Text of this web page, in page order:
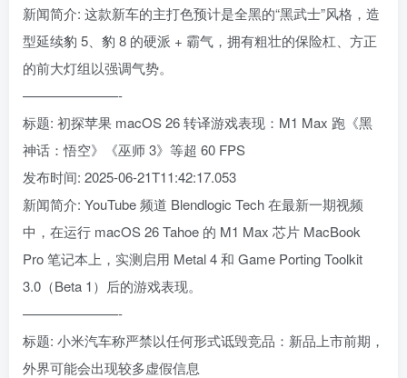
新闻简介: 这款新车的主打色预计是全黑的“黑武士”风格，造
型延续豹 5、豹 8 的硬派 + 霸气，拥有粗壮的保险杠、方正
的前大灯组以强调气势。
———————-
标题: 初探苹果 macOS 26 转译游戏表现：M1 Max 跑《黑
神话：悟空》《巫师 3》等超 60 FPS
发布时间: 2025-06-21T11:42:17.053
新闻简介: YouTube 频道 Blendlogic Tech 在最新一期视频
中，在运行 macOS 26 Tahoe 的 M1 Max 芯片 MacBook
Pro 笔记本上，实测启用 Metal 4 和 Game Porting Toolkit
3.0（Beta 1）后的游戏表现。
———————-
标题: 小米汽车称严禁以任何形式诋毁竞品：新品上市前期，
外界可能会出现较多虚假信息